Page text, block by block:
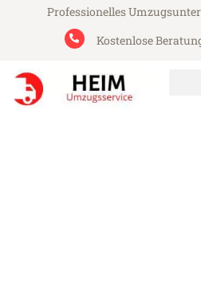
Professionelles
Kostenlose